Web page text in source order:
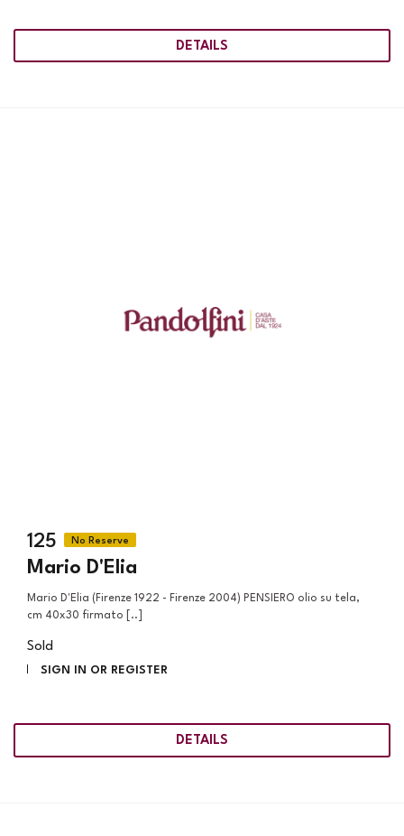
DETAILS
125
Mario D'Elia
Mario D'Elia (Firenze 1922 - Firenze 2004) PENSIERO olio su tela,
cm 40x30 firmato [..]
Sold
SIGN IN OR REGISTER
DETAILS